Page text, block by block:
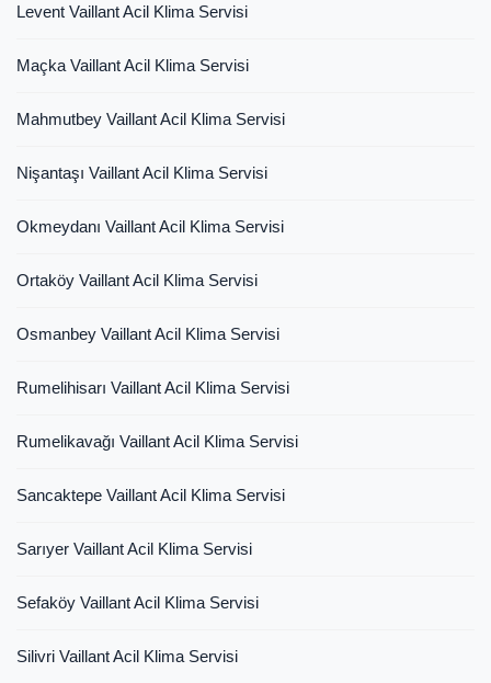
Levent Vaillant Acil Klima Servisi
Maçka Vaillant Acil Klima Servisi
Mahmutbey Vaillant Acil Klima Servisi
Nişantaşı Vaillant Acil Klima Servisi
Okmeydanı Vaillant Acil Klima Servisi
Ortaköy Vaillant Acil Klima Servisi
Osmanbey Vaillant Acil Klima Servisi
Rumelihisarı Vaillant Acil Klima Servisi
Rumelikavağı Vaillant Acil Klima Servisi
Sancaktepe Vaillant Acil Klima Servisi
Sarıyer Vaillant Acil Klima Servisi
Sefaköy Vaillant Acil Klima Servisi
Silivri Vaillant Acil Klima Servisi